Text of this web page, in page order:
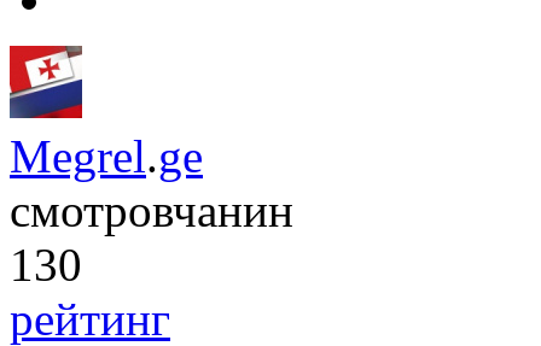
Megrel.ge
смотровчанин
130
рейтинг